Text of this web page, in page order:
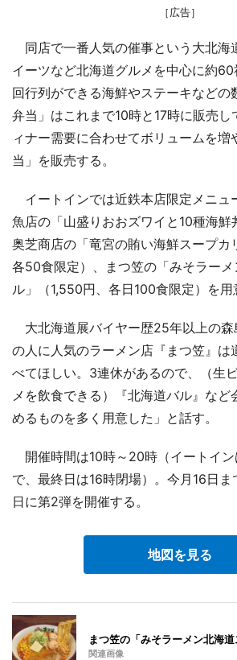
［広告］
同店で一番人気の催事という大北海
イーツなど北海道グルメを中心に約
回行列ができる海鮮やステーキなどの
弁当」はこれまで10時と17時に販売し
ィナー需要に合わせてボリュームを増
当」を販売する。
イートインでは近鉄本店限定メニュ
魚店の「山盛りおおズワイと10種海鮮
奥芝商店の「竜宮の賄い海鮮スープカ
各50食限定）、まつ笠の「みそラー
ル」（1,550円、各日100食限定）を用
大北海道展バイヤー歴25年以上の森
の人に人気のラーメン店『まつ笠』は
べてほしい。3連休があるので、（生
メを飲食できる）『北海道バル』など
めるものを多く用意した」と話す。
開催時間は10時～20時（イートイン
で、最終日は16時閉場）。今月16日
日に第2弾を開催する。
地図を見る
まつ笠の「みそラーメン北海道
関連画像